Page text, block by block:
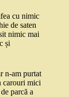
cu nimic
de saten
nimic mai
și
n-am purtat
carouri mici
parcă a